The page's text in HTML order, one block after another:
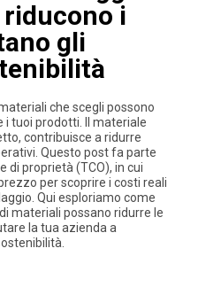
i
gli
che scegli possono
tuoi prodotti. Il materiale
contribuisce a ridurre
Questo post fa parte
di proprietà (TCO), in cui
per scoprire i costi reali
Qui esploriamo come
materiali possano ridurre le
la tua azienda a